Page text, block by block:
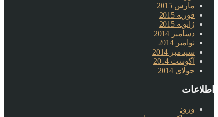
مارس 2015
فوریه 2015
ژانویه 2015
دسامبر 2014
نوامبر 2014
سپتامبر 2014
آگوست 2014
جولای 2014
اطلاعات
ورود